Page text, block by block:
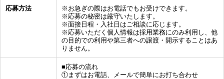
応募方法
※お急ぎの際はお電話でもお受けできます。
※応募の秘密は厳守いたします。
※面接日程・入社日はご相談に応じます。
※応募いただく個人情報は採用業務にのみ利用し、他
の目的での利用や第三者への譲渡・開示することはあ
りません。
■応募の流れ
①まずはお電話、メールで簡単にお打ち合わせ